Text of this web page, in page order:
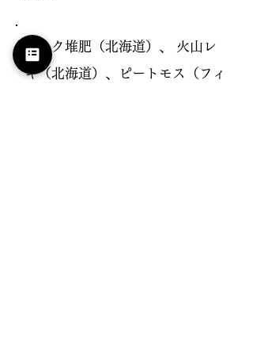
バーク堆肥（北海道）、 火山レ
キ（北海道）、ピートモス（フィ